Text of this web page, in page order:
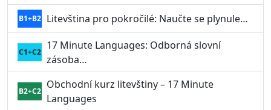
B1+B2 Litevština pro pokročilé: Naučte se plynule…
C1+C2
17 Minute Languages: Odborná slovní
zásoba…
B2+C2
Obchodní kurz litevštiny – 17 Minute
Languages